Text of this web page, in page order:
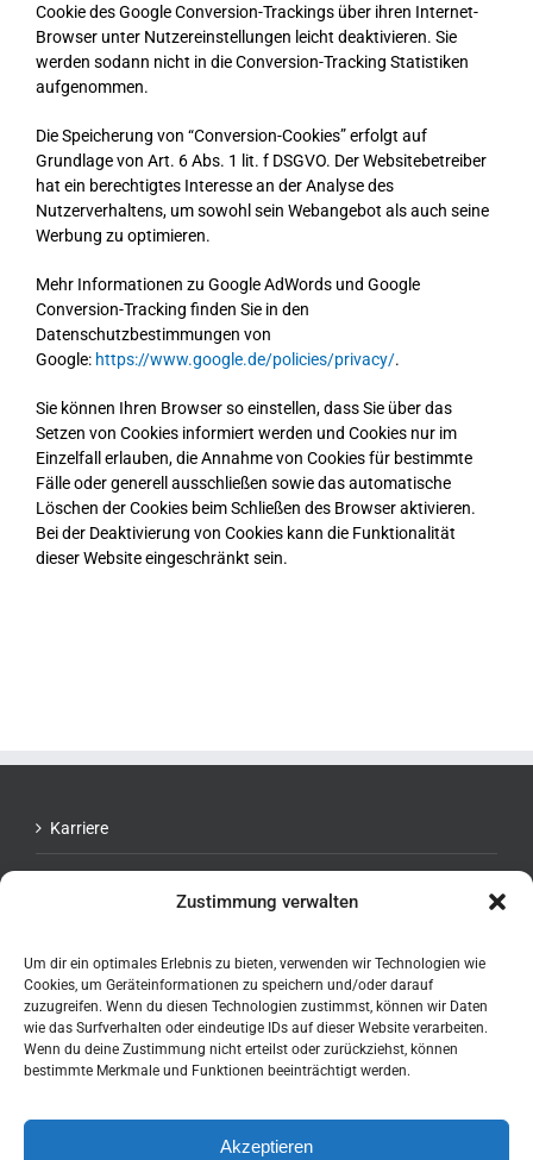
Zustimmung verwalten
Um dir ein optimales Erlebnis zu bieten, verwenden wir Technologien wie
Cookies, um Geräteinformationen zu speichern und/oder darauf
zuzugreifen. Wenn du diesen Technologien zustimmst, können wir Daten
wie das Surfverhalten oder eindeutige IDs auf dieser Website verarbeiten.
Wenn du deine Zustimmung nicht erteilst oder zurückziehst, können
bestimmte Merkmale und Funktionen beeinträchtigt werden.
Akzeptieren
Cookie des Google Conversion-Trackings über ihren Internet-
Browser unter Nutzereinstellungen leicht deaktivieren. Sie
werden sodann nicht in die Conversion-Tracking Statistiken
aufgenommen.
Die Speicherung von “Conversion-Cookies” erfolgt auf
Grundlage von Art. 6 Abs. 1 lit. f DSGVO. Der Websitebetreiber
hat ein berechtigtes Interesse an der Analyse des
Nutzerverhaltens, um sowohl sein Webangebot als auch seine
Werbung zu optimieren.
Mehr Informationen zu Google AdWords und Google
Conversion-Tracking finden Sie in den
Datenschutzbestimmungen von
Google: https://www.google.de/policies/privacy/.
Sie können Ihren Browser so einstellen, dass Sie über das
Setzen von Cookies informiert werden und Cookies nur im
Einzelfall erlauben, die Annahme von Cookies für bestimmte
Fälle oder generell ausschließen sowie das automatische
Löschen der Cookies beim Schließen des Browser aktivieren.
Bei der Deaktivierung von Cookies kann die Funktionalität
dieser Website eingeschränkt sein.
Karriere
Impressum